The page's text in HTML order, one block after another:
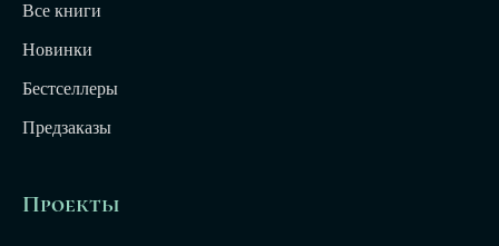
Все книги
Новинки
Бестселлеры
Предзаказы
Проекты